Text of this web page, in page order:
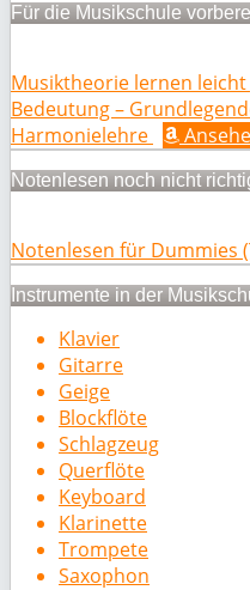
Für die Musikschule
Musiktheorie lernen
Bedeutung –
Harmonielehre
Notenlesen noch nicht
Notenlesen für Dummies
Instrumente in der
Klavier
Gitarre
Geige
Blockflöte
Schlagzeug
Querflöte
Keyboard
Klarinette
Trompete
Saxophon